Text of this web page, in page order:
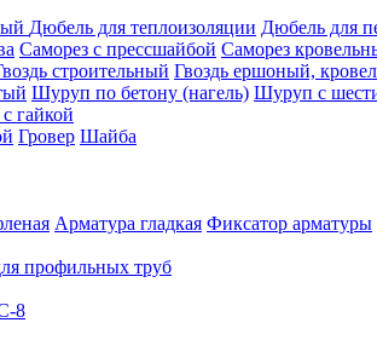
Дюбель для теплоизоляции Дюбель для
Саморез с прессшайбой Саморез
строительный Гвоздь ершоный,
Шуруп по бетону (нагель) Шуруп с
гайкой
Гровер Шайба
Арматура гладкая Фиксатор арматуры
профильных труб
8